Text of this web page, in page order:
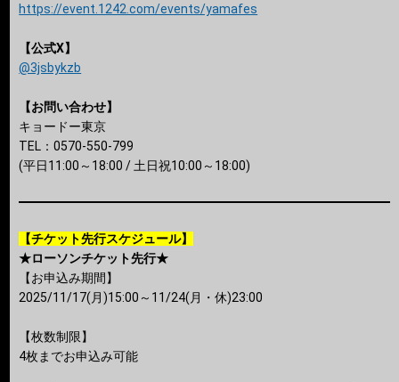
https://event.1242.com/events/yamafes
【公式X】
@3jsbykzb
【お問い合わせ】
キョードー東京
TEL：0570-550-799
(平日11:00～18:00 / 土日祝10:00～18:00)
【チケット先行スケジュール】
★ローソンチケット先行★
【お申込み期間】
2025/11/17(月)15:00～11/24(月・休)23:00
【枚数制限】
4枚までお申込み可能